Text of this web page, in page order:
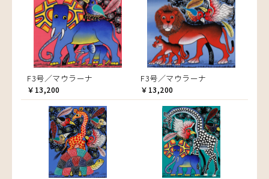
F3号／マウラーナ
￥13,200
F3号／マウラーナ
￥13,200